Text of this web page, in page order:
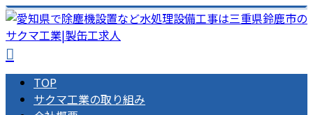
TOP
サクマ工業の取り組み